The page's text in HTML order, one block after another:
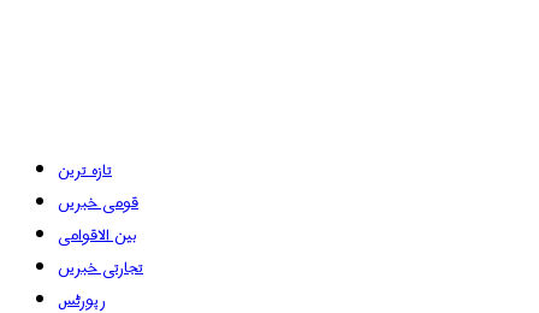
تازہ ترین
قومی خبریں
بین الاقوامی
تجارتی خبریں
رپورٹس